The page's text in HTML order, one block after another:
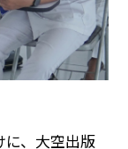
に、大空出版